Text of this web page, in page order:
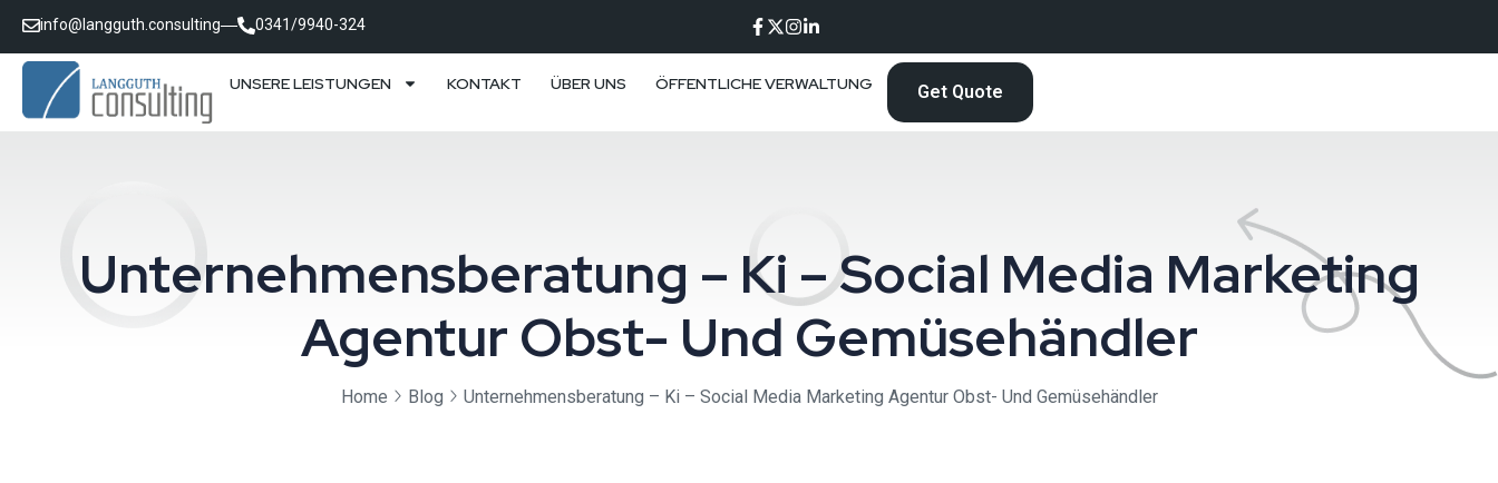
info@langguth.consulting 0341/9940-324
UNSERE LEISTUNGEN KONTAKT ÜBER UNS ÖFFENTLICHE VERWALTUNG Get Quote
Unternehmensberatung – Ki – Social Media Marketing
Agentur Obst- Und Gemüsehändler
Home Blog Unternehmensberatung – Ki – Social Media Marketing Agentur Obst- Und Gemüsehändler